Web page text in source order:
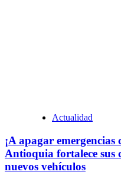
Actualidad
¡A apagar
Antioquia fortalece sus
nuevos vehículos